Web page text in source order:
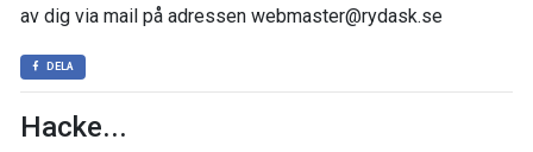
av dig via mail på adressen webmaster@rydask.se
DELA
Hacke...